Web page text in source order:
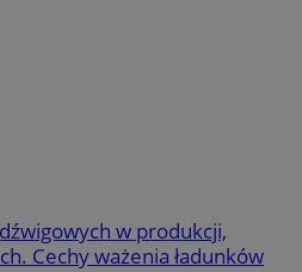
w produkcji,
Cechy ważenia ładunków